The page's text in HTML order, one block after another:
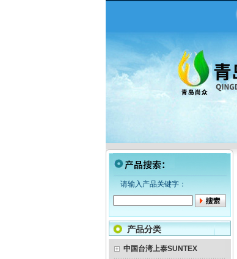
请输入产品关键字：
产品分类
中国台湾上泰SUNTEX